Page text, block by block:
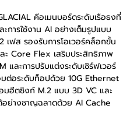
คือเมนบอร์ดระดับเรือธงที่
การใช้งาน AI อย่างเต็มรูปแบบ
เฟส รองรับการโอเวอร์คล็อกขั้น
Core Flex เสริมประสิทธิภาพ
และการปรับแต่งระดับเซิร์ฟเวอร์
ต่อระดับท็อปด้วย 10G Ethernet
มฮีตซิงก์ M.2 แบบ 3D VC และ
ย่างชาญฉลาดด้วย AI Cache